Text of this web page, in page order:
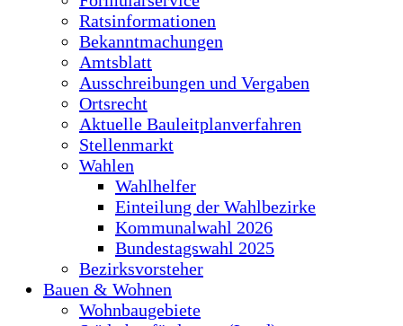
Ratsinformationen
Bekanntmachungen
Amtsblatt
Ausschreibungen und Vergaben
Ortsrecht
Aktuelle Bauleitplanverfahren
Stellenmarkt
Wahlen
Wahlhelfer
Einteilung der Wahlbezirke
Kommunalwahl 2026
Bundestagswahl 2025
Bezirksvorsteher
Bauen & Wohnen
Wohnbaugebiete